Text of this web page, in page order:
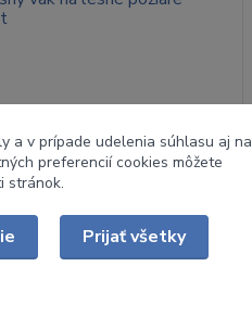
vak na lesné požiare
na lesné požiare Vallfirest
je určený na prenášanie
a v prípade udelenia súhlasu aj na
preferencií cookies môžete
stránok.
Prijať všetky